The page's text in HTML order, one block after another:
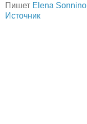
Пишет Elena Sonnino
Источник